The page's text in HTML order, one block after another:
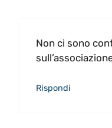
Non ci sono
Rispondi